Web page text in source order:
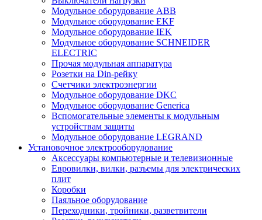
Модульное оборудование ABB
Модульное оборудование EKF
Модульное оборудование IEK
Модульное оборудование SCHNEIDER
ELECTRIC
Прочая модульная аппаратура
Розетки на Din-рейку
Счетчики электроэнергии
Модульное оборудование DKC
Модульное оборудование Generica
Вспомогательные элементы к модульным
устройствам защиты
Модульное оборудование LEGRAND
Установочное электрооборудование
Аксессуары компьютерные и телевизионные
Евровилки, вилки, разъемы для электрических
плит
Коробки
Паяльное оборудование
Переходники, тройники, разветвители